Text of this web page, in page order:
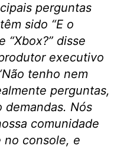
perguntas
sido “E o
“Xbox?” disse
executivo
tenho nem
perguntas,
demandas. Nós
comunidade
no console, e